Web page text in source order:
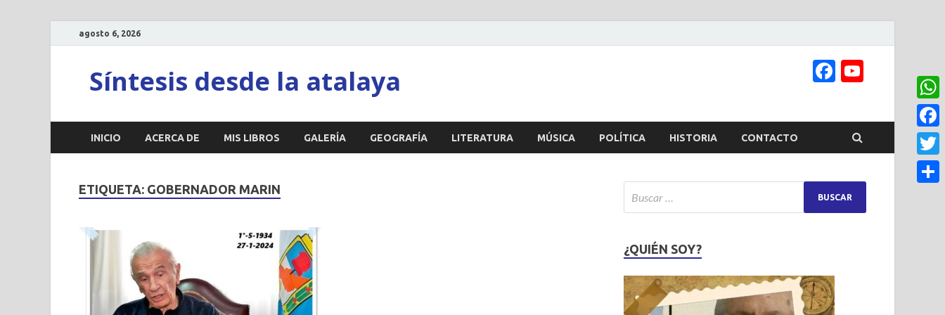
agosto 6, 2026
Síntesis desde la atalaya Facebook
Channel
INICIO ACERCA DE MIS LIBROS GALERÍA GEOGRAFÍA LITERATURA MÚSICA POLÍTICA HISTORIA CONTACTO
ETIQUETA: GOBERNADOR MARIN
¿QUIÉN SOY?